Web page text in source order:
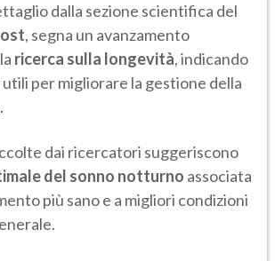
dalla sezione scientifica del
, segna un avanzamento
ricerca sulla longevità, indicando
per migliorare la gestione della
dai ricercatori suggeriscono
del sonno notturno associata
più sano e a migliori condizioni